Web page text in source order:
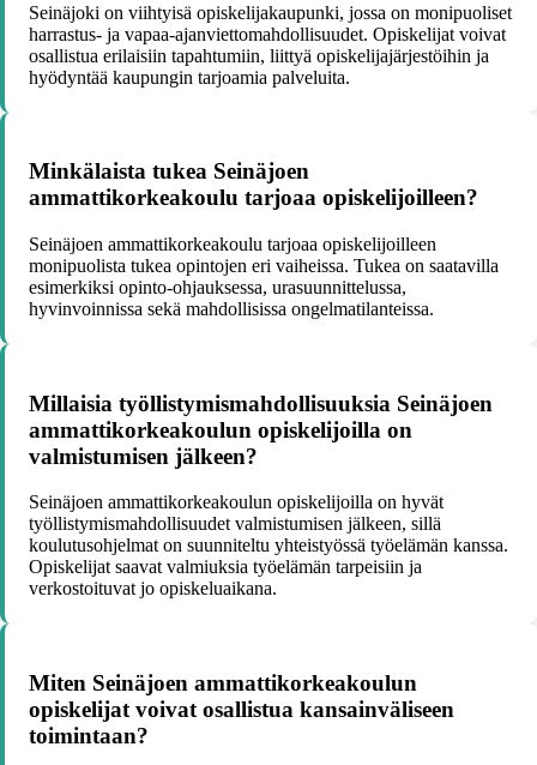
Seinäjoki on viihtyisä opiskelijakaupunki, jossa on monipuoliset
harrastus- ja vapaa-ajanviettomahdollisuudet. Opiskelijat voivat
osallistua erilaisiin tapahtumiin, liittyä opiskelijajärjestöihin ja
hyödyntää kaupungin tarjoamia palveluita.
Minkälaista tukea Seinäjoen
ammattikorkeakoulu tarjoaa opiskelijoilleen?
Seinäjoen ammattikorkeakoulu tarjoaa opiskelijoilleen
monipuolista tukea opintojen eri vaiheissa. Tukea on saatavilla
esimerkiksi opinto-ohjauksessa, urasuunnittelussa,
hyvinvoinnissa sekä mahdollisissa ongelmatilanteissa.
Millaisia työllistymismahdollisuuksia Seinäjoen
ammattikorkeakoulun opiskelijoilla on
valmistumisen jälkeen?
Seinäjoen ammattikorkeakoulun opiskelijoilla on hyvät
työllistymismahdollisuudet valmistumisen jälkeen, sillä
koulutusohjelmat on suunniteltu yhteistyössä työelämän kanssa.
Opiskelijat saavat valmiuksia työelämän tarpeisiin ja
verkostoituvat jo opiskeluaikana.
Miten Seinäjoen ammattikorkeakoulun
opiskelijat voivat osallistua kansainväliseen
toimintaan?